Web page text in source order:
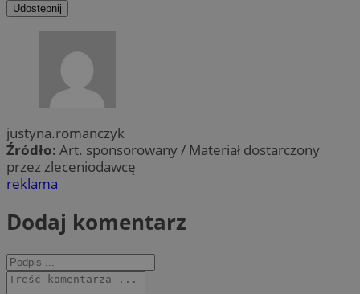
Udostępnij
justyna.romanczyk
Źródło: Art. sponsorowany / Materiał dostarczony
przez zleceniodawcę
reklama
Dodaj komentarz